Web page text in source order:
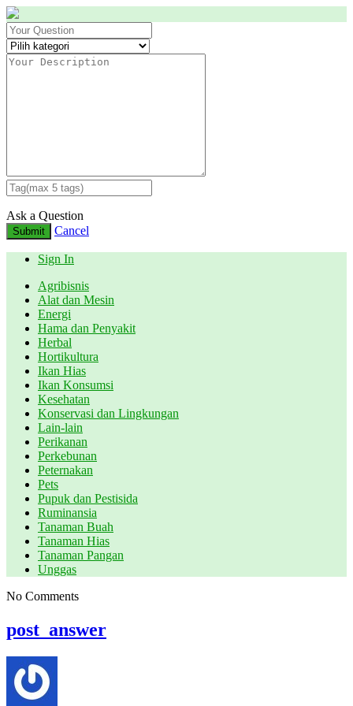
Ask a Question
Submit Cancel
Sign In
Agribisnis
Alat dan Mesin
Energi
Hama dan Penyakit
Herbal
Hortikultura
Ikan Hias
Ikan Konsumsi
Kesehatan
Konservasi dan Lingkungan
Lain-lain
Perikanan
Perkebunan
Peternakan
Pets
Pupuk dan Pestisida
Ruminansia
Tanaman Buah
Tanaman Hias
Tanaman Pangan
Unggas
No Comments
post_answer